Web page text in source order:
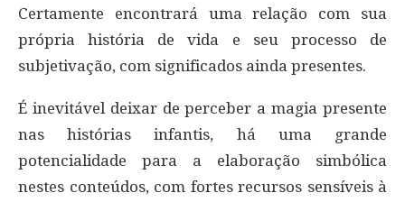
Certamente encontrará uma relação com sua
própria história de vida e seu processo de
subjetivação, com significados ainda presentes.
É inevitável deixar de perceber a magia presente
nas histórias infantis, há uma grande
potencialidade para a elaboração simbólica
nestes conteúdos, com fortes recursos sensíveis à